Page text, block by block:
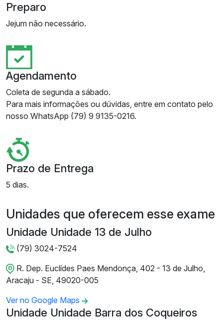
Preparo
Jejum não necessário.
Agendamento
Coleta de segunda a sábado.
Para mais informações ou dúvidas, entre em contato pelo
nosso WhatsApp (79) 9 9135-0216.
Prazo de Entrega
5 dias.
Unidades que oferecem esse exame
Unidade Unidade 13 de Julho
(79) 3024-7524
R. Dep. Euclídes Paes Mendonça, 402 - 13 de Julho,
Aracaju - SE, 49020-005
Ver no Google Maps
Unidade Unidade Barra dos Coqueiros